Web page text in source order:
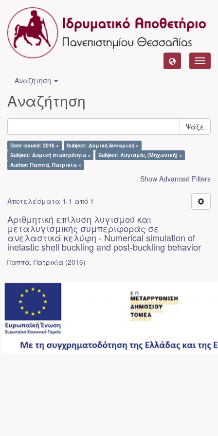
Αναζήτηση
Αναζήτηση
Ψάξε
Date issued: 2016 ×
Subject: Δομική δυναμική ×
Subject: Δομική σταθερότητα ×
Subject: Λυγισμός (Μηχανική) ×
Author: Παππά, Πατρικία ×
Show Advanced Filters
Αποτελέσματα 1-1 από 1
Αριθμητική επίλυση λυγισμού και
μεταλυγισμικής συμπεριφοράς σε
ανελαστικά κελύφη - Numerical simulation of
inelastic shell buckling and post-buckling behavior
Παππά, Πατρικία (2016)